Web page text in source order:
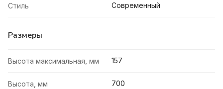
Стиль Современный
Размеры
Высота максимальная, мм 157
Высота, мм 700